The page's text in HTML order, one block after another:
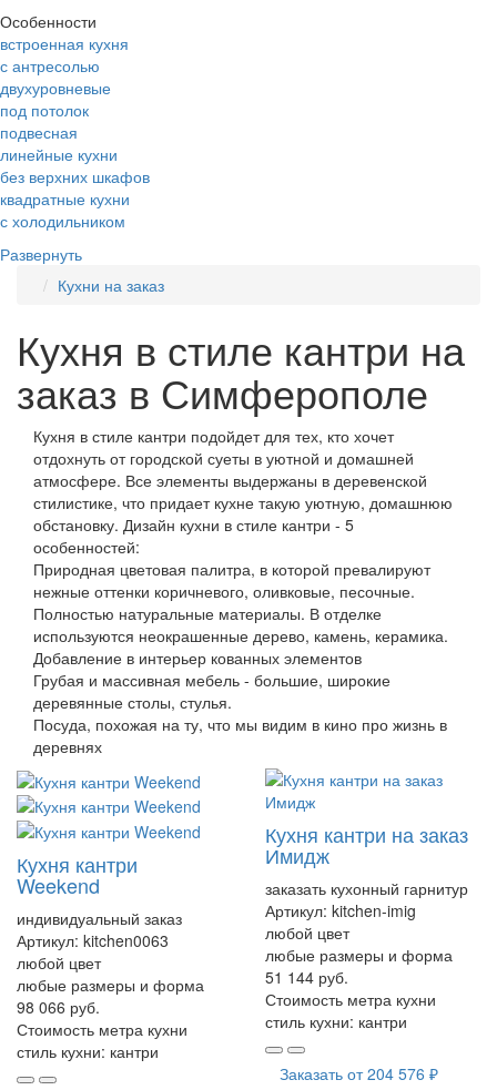
Особенности
встроенная кухня
с антресолью
двухуровневые
под потолок
подвесная
линейные кухни
без верхних шкафов
квадратные кухни
с холодильником
Развернуть
Кухни на заказ
Кухня в стиле кантри на
заказ в Симферополе
Кухня в стиле кантри подойдет для тех, кто хочет
отдохнуть от городской суеты в уютной и домашней
атмосфере. Все элементы выдержаны в деревенской
стилистике, что придает кухне такую уютную, домашнюю
обстановку. Дизайн кухни в стиле кантри - 5
особенностей:
Природная цветовая палитра, в которой превалируют
нежные оттенки коричневого, оливковые, песочные.
Полностью натуральные материалы. В отделке
используются неокрашенные дерево, камень, керамика.
Добавление в интерьер кованных элементов
Грубая и массивная мебель - большие, широкие
деревянные столы, стулья.
Посуда, похожая на ту, что мы видим в кино про жизнь в
деревнях
Кухня кантри
Weekend
индивидуальный заказ
Артикул: kitchen0063
любой цвет
любые размеры и форма
98 066 руб.
Стоимость метра кухни
стиль кухни: кантри
Кухня кантри на заказ
Имидж
заказать кухонный гарнитур
Артикул: kitchen-imig
любой цвет
любые размеры и форма
51 144 руб.
Стоимость метра кухни
стиль кухни: кантри
Заказать от204 576 ₽